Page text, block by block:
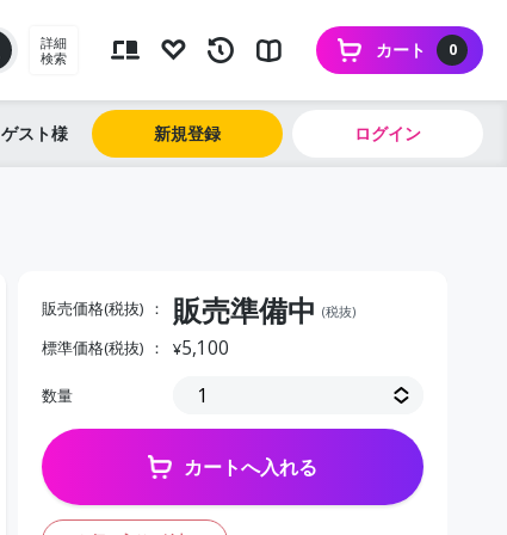
詳細
検索
0
カート
ゲスト 新規登録 ログイン
販売価格(税抜) 販売準備中 (税抜)
標準価格(税抜) ¥5,100
数量
カートへ入れる